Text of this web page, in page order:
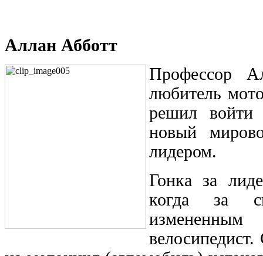
Аллан Абботт
Профессор
любитель
решил войти
новый
лидером.
Гонка за
когда за
измененным